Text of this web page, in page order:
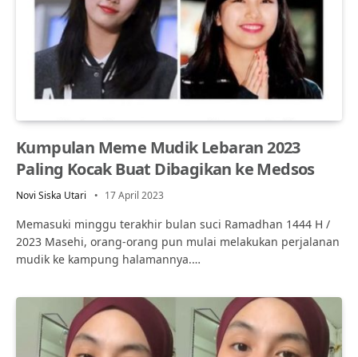
Kumpulan Meme Mudik Lebaran 2023
Paling Kocak Buat Dibagikan ke Medsos
Novi Siska Utari 17 April 2023
Memasuki minggu terakhir bulan suci Ramadhan 1444 H /
2023 Masehi, orang-orang pun mulai melakukan perjalanan
mudik ke kampung halamannya.…